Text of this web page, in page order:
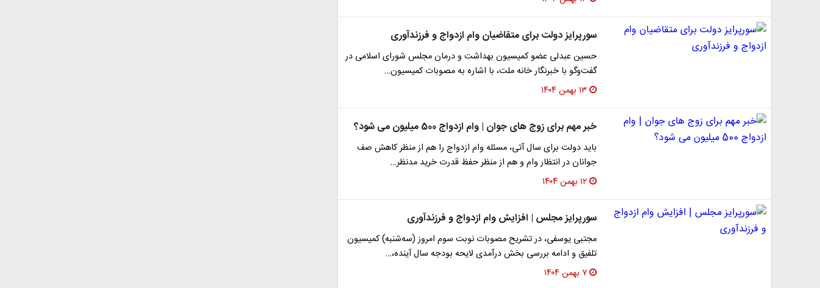
سورپرایز دولت برای متقاضیان وام ازدواج و فرزندآوری
حسین عبدلی عضو کمیسیون بهداشت و درمان مجلس شورای اسلامی در
گفت‌وگو با خبرنگار خانه ملت، با اشاره به مصوبات کمیسیون…
۱۳ بهمن ۱۴۰۴
خبر مهم برای زوج های جوان | وام ازدواج 500 میلیون می شود؟
باید دولت برای سال آتی، مسئله وام ازدواج را هم از منظر کاهش صف
جوانان در انتظار وام و هم از منظر حفظ قدرت خرید مدنظر…
۱۲ بهمن ۱۴۰۴
سورپرایز مجلس | افزایش وام ازدواج و فرزندآوری
مجتبی یوسفی، در تشریح مصوبات نوبت سوم امروز (سه‌شنبه) کمیسیون
تلفیق و ادامه بررسی بخش درآمدی لایحه بودجه سال آینده،…
۷ بهمن ۱۴۰۴